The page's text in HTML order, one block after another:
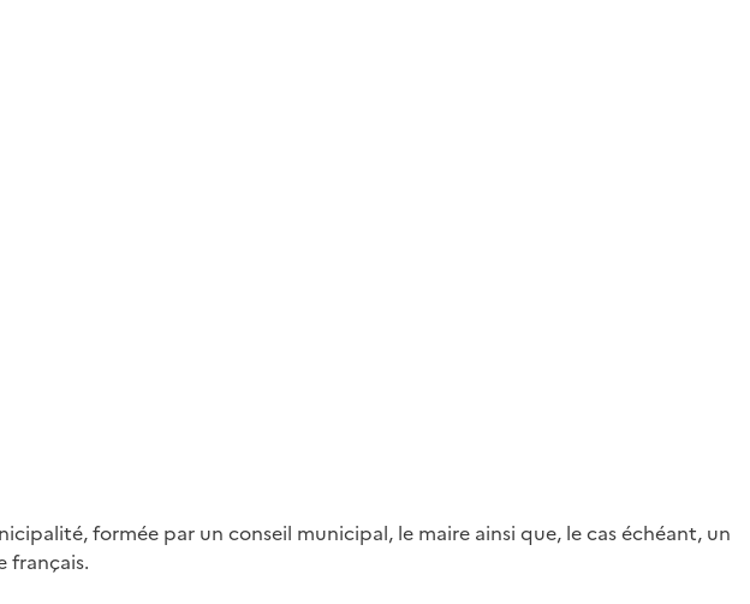
formée par un conseil municipal, le maire ainsi que, le cas échéant, un
français.